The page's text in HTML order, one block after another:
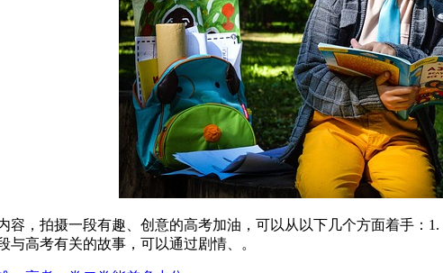
容，拍摄一段有趣、创意的高考加油，可以从以下几个方面着手
与高考有关的故事，可以通过剧情、。